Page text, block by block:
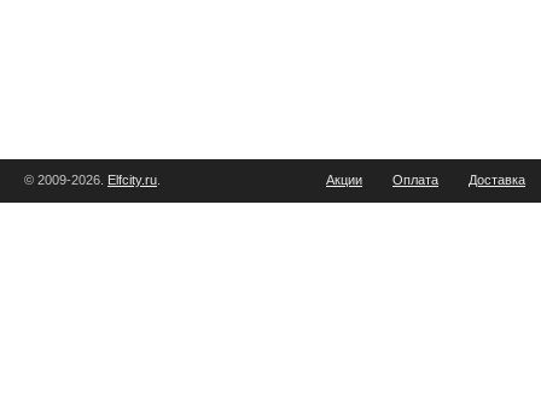
© 2009-2026. Elfcity.ru Акции Оплата Доставка